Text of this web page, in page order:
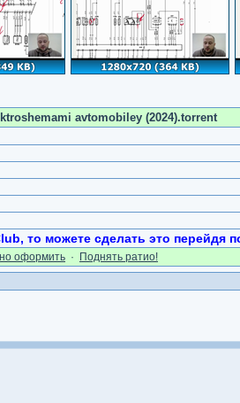
avtomobiley (2024).torrent
то можете сделать это перейдя
оформить · Поднять ратио!